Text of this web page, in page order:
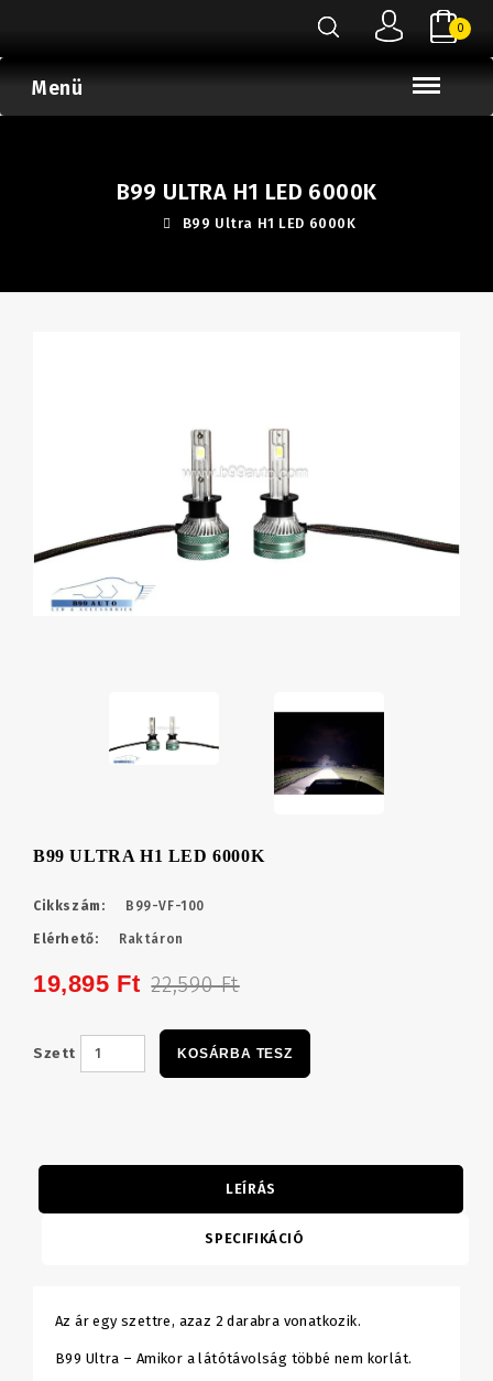
0
Menü
B99 ULTRA H1 LED 6000K
B99 Ultra H1 LED 6000K
B99 ULTRA H1 LED 6000K
Cikkszám: B99-VF-100
Elérhető: Raktáron
19,895 Ft 22,590 Ft
Szett KOSÁRBA TESZ
LEÍRÁS
SPECIFIKÁCIÓ
Az ár egy szettre, azaz 2 darabra vonatkozik.
B99 Ultra – Amikor a látótávolság többé nem korlát.